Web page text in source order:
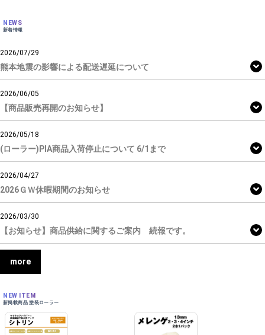
NEWS
新着情報
2026/07/29
熊本地震の影響による配送遅延について
2026/06/05
【商品販売再開のお知らせ】
2026/05/18
(ローラー)PIA商品入荷停止について 6/1まで
2026/04/27
2026ＧＷ休暇期間のお知らせ
2026/03/30
【お知らせ】商品供給に関するご案内 続報です。
more
NEW ITEM
新掲載商品 塗装ローラー